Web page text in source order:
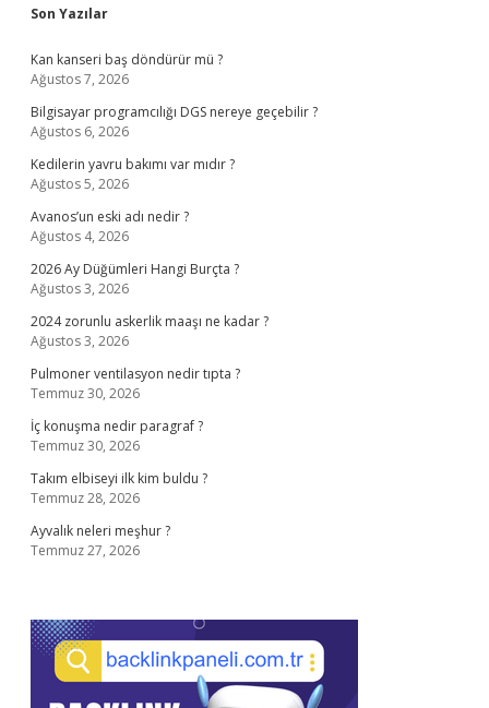
Sidebar
Son Yazılar
Kan kanseri baş döndürür mü ?
Ağustos 7, 2026
Bilgisayar programcılığı DGS nereye geçebilir ?
Ağustos 6, 2026
Kedilerin yavru bakımı var mıdır ?
Ağustos 5, 2026
Avanos’un eski adı nedir ?
Ağustos 4, 2026
2026 Ay Düğümleri Hangi Burçta ?
Ağustos 3, 2026
2024 zorunlu askerlik maaşı ne kadar ?
Ağustos 3, 2026
Pulmoner ventilasyon nedir tıpta ?
Temmuz 30, 2026
İç konuşma nedir paragraf ?
Temmuz 30, 2026
Takım elbiseyi ilk kim buldu ?
Temmuz 28, 2026
Ayvalık neleri meşhur ?
Temmuz 27, 2026